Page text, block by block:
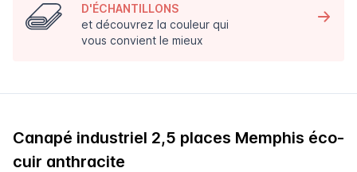
D'ÉCHANTILLONS
et découvrez la couleur qui
vous convient le mieux
Canapé industriel 2,5 places Memphis éco-
cuir anthracite